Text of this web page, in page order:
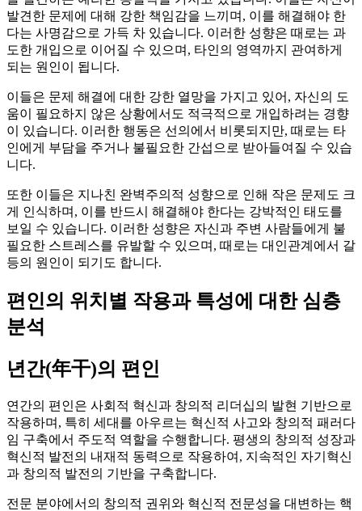
발견한 문제에 대해 강한 책임감을 느끼며, 이를 해결해야 한
다는 사명감으로 가득 차 있습니다. 이러한 성향은 때로는 과
도한 개입으로 이어질 수 있으며, 타인의 영역까지 관여하게
되는 원인이 됩니다.
이들은 문제 해결에 대한 강한 열망을 가지고 있어, 자신의 도
움이 필요하지 않은 상황에서도 적극적으로 개입하려는 경향
이 있습니다. 이러한 행동은 선의에서 비롯되지만, 때로는 타
인에게 부담을 주거나 불필요한 간섭으로 받아들여질 수 있습
니다.
또한 이들은 지나친 완벽주의적 성향으로 인해 작은 문제도 크
게 인식하며, 이를 반드시 해결해야 한다는 강박적인 태도를
보일 수 있습니다. 이러한 성향은 자신과 주변 사람들에게 불
필요한 스트레스를 유발할 수 있으며, 때로는 대인관계에서 갈
등의 원인이 되기도 합니다.
편인의 위치별 작용과 특성에 대한 심층
분석
년간(年干)의 편인
연간의 편인은 사회적 혁신과 창의적 리더십의 발현 기반으로
작용하며, 특히 세대를 아우르는 혁신적 사고와 창의적 패러다
임 구축에서 주도적 역할을 수행합니다. 평생의 창의적 성장과
혁신적 발전의 내재적 동력으로 작용하여, 지속적인 자기혁신
과 창의적 발전의 기반을 구축합니다.
전문 분야에서의 창의적 권위와 혁신적 전문성을 대변하는 핵